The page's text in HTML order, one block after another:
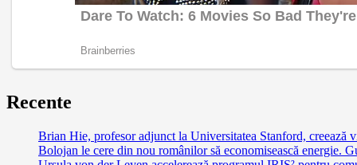
Recente
Brian Hie, profesor adjunct la Universitatea Stanford,
Bolojan le cere din nou românilor să economisească energie.